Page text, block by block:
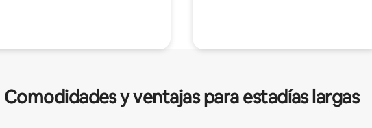
Comodidades y ventajas para estadías largas